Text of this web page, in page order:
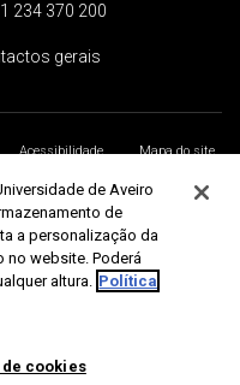
234 370 200
gerais
Acessibilidade
Mapa do site
de Aveiro
de
a personalização da
no website. Poderá
altura. Política
cookies